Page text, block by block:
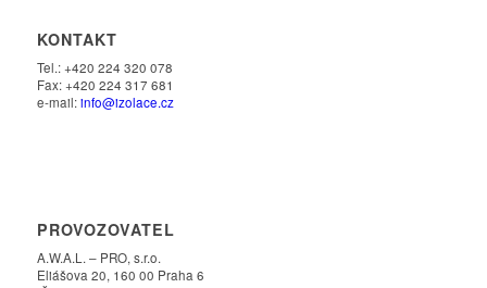
KONTAKT
Tel.: +420 224 320 078
Fax: +420 224 317 681
e-mail:info@izolace.cz
PROVOZOVATEL
A.W.A.L. – PRO, s.r.o.
Eliášova 20, 160 00 Praha 6